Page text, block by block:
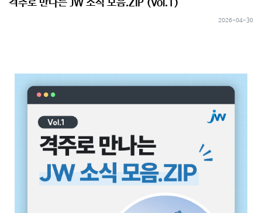
격주로 만나는 JW 소식 모음.ZIP (Vol.1)
2026-04-30